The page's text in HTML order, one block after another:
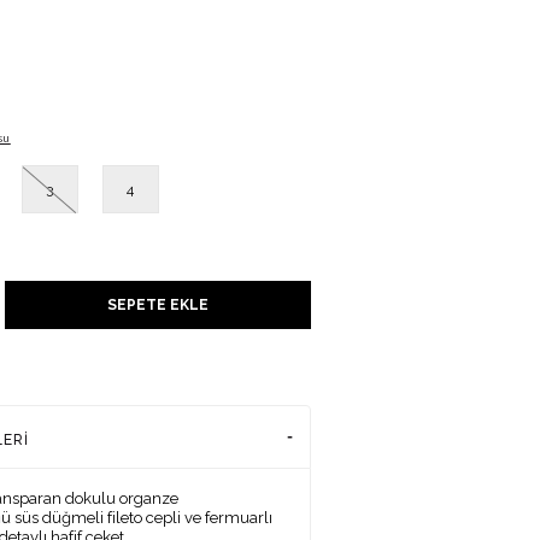
3 4
SEPETE EKLE
dokulu organze
süs düğmeli fileto cepli ve fermuarlı